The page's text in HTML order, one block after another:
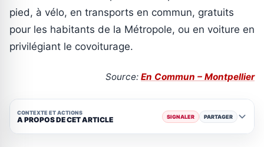
pied, à vélo, en transports en commun, gratuits
pour les habitants de la Métropole, ou en voiture en
privilégiant le covoiturage.
Source: En Commun – Montpellier
CONTEXTE ET ACTIONS
A PROPOS DE CET ARTICLE SIGNALER PARTAGER